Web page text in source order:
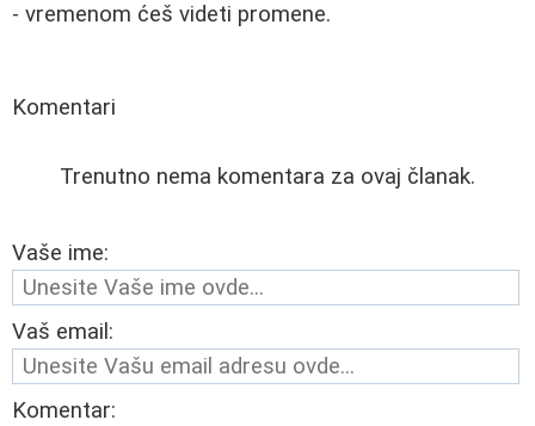
- vremenom ćeš videti promene.
Komentari
Trenutno nema komentara za ovaj članak.
Vaše ime:
Vaš email:
Komentar: